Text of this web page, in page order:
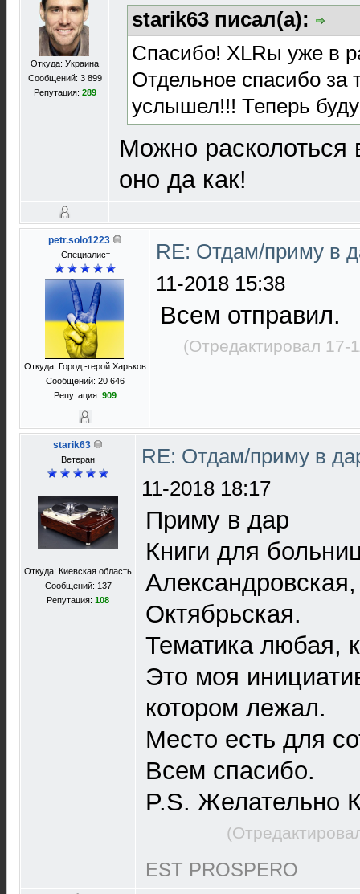
Откуда: Украина
Сообщений: 3 899
Репутация: 289
starik63 писал(а):
Спасибо! XLRы уже в
Отдельное спасибо за
услышел!!! Теперь
Можно расколоться
оно да как!
petr.solo1223
Специалист
Откуда: Город -герой Харьков
Сообщений: 20 646
Репутация: 909
RE: Отдам/приму в
11-2018 15:38
Всем отправил.
(Отредактировал 17-
starik63
Ветеран
Откуда: Киевская область
Сообщений: 137
Репутация: 108
RE: Отдам/приму в
11-2018 18:17
Приму в дар
Книги для
Октябрьская.
Тематика любая,
Это моя
котором лежал.
Место есть для
Всем спасибо.
P.S. Желательно
EST PROSPERO